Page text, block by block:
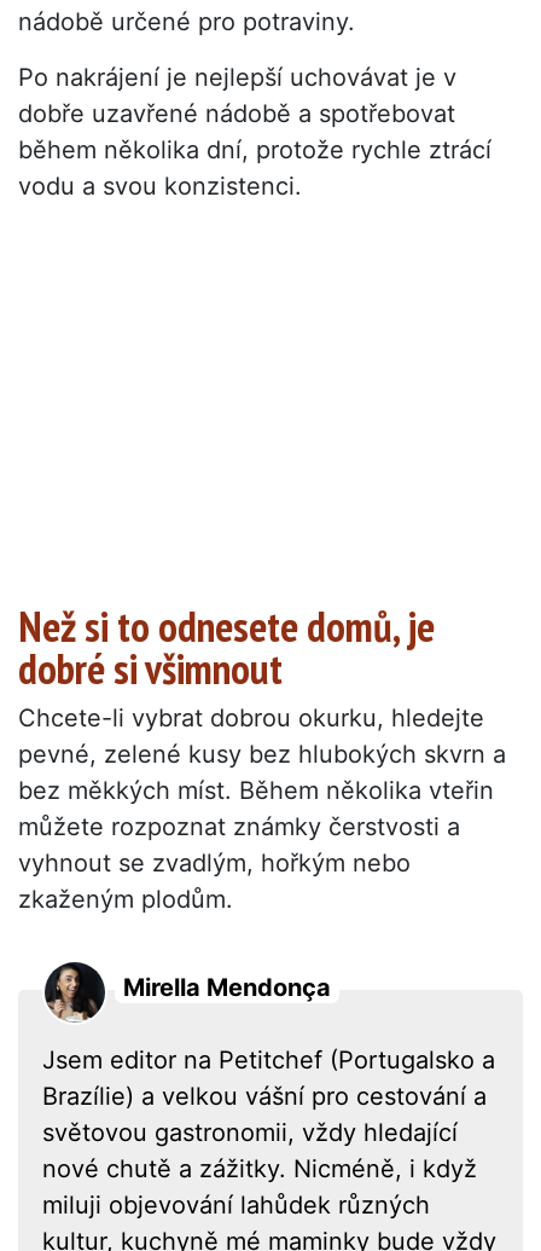
nádobě určené pro potraviny.
Po nakrájení je nejlepší uchovávat je v
dobře uzavřené nádobě a spotřebovat
během několika dní, protože rychle ztrácí
vodu a svou konzistenci.
Než si to odnesete domů, je
dobré si všimnout
Chcete-li vybrat dobrou okurku, hledejte
pevné, zelené kusy bez hlubokých skvrn a
bez měkkých míst. Během několika vteřin
můžete rozpoznat známky čerstvosti a
vyhnout se zvadlým, hořkým nebo
zkaženým plodům.
Mirella Mendonça
Jsem editor na Petitchef (Portugalsko a
Brazílie) a velkou vášní pro cestování a
světovou gastronomii, vždy hledající
nové chutě a zážitky. Nicméně, i když
miluji objevování lahůdek různých
kultur, kuchyně mé maminky bude vždy